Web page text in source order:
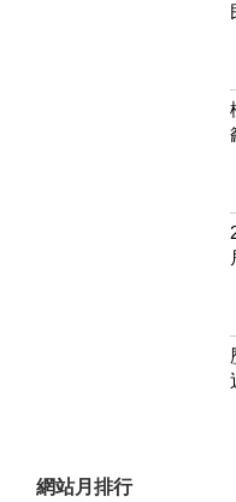
網站月排行